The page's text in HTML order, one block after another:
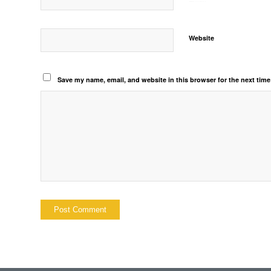
Website
Save my name, email, and website in this browser for the next